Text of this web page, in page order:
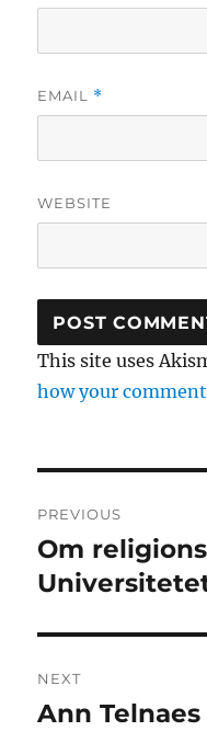
EMAIL *
WEBSITE
This site uses
how your
navigation
PREVIOUS
Previous
post:
Om
NEXT
Next
Ann